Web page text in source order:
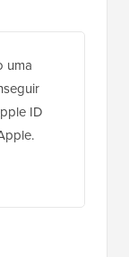
uma
ID